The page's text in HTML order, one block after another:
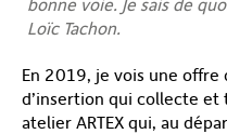
bonne voie. Je sais de
Loïc Tachon.
En 2019, je vois une offre
d’insertion qui collecte
atelier ARTEX qui, au